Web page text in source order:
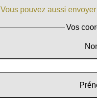
Vous pouvez aussi
Vos